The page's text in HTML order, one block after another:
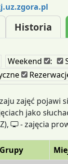
Historia
Weekend :
zajęć pojawi
jako
- zajęcia
Grupy